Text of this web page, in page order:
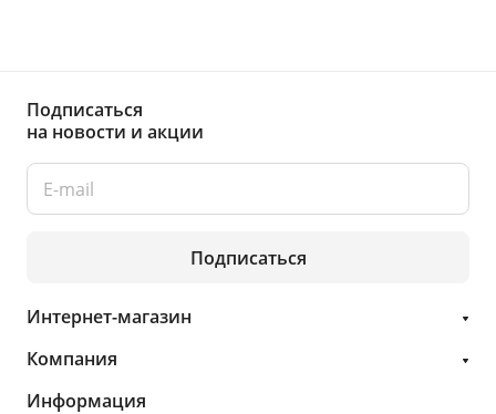
Подписаться
на новости и акции
Подписаться
Интернет-магазин
Компания
Информация